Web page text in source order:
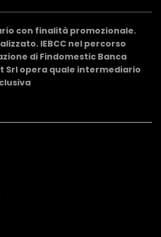
con finalità promozionale.
IEBCC nel percorso
di Findomestic Banca
Srl opera quale intermediario